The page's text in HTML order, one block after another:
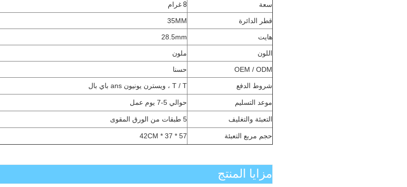
سعة 8 غرام
قطر الدائرة 35MM
هايت 28.5mm
اللون ملون
OEM / ODM حسنا
شروط الدفع T / T ، ويسترن يونيون ans باي بال
موعد التسليم حوالي 5-7 يوم عمل
التعبئة والتغليف 5 طبقات من الورق المقوى
حجم مربع التعبئة 57 * 37 * 42CM
مزايا المنتج